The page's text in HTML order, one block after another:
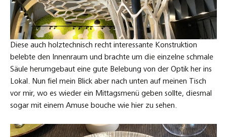
Diese auch holztechnisch recht interessante Konstruktion
belebte den Innenraum und brachte um die einzelne schmale
Säule herumgebaut eine gute Belebung von der Optik her ins
Lokal. Nun fiel mein Blick aber nach unten auf meinen Tisch
vor mir, wo es wieder ein Mittagsmenü geben sollte, diesmal
sogar mit einem Amuse bouche wie hier zu sehen.